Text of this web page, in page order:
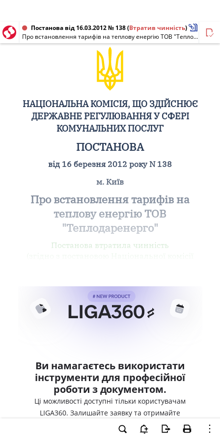
Постанова від 16.03.2012 № 138(Втратив чинність)
Про встановлення тарифів на теплову енергію ТОВ "Теплодаренерго"
НАЦІОНАЛЬНА КОМІСІЯ, ЩО ЗДІЙСНЮЄ
ДЕРЖАВНЕ РЕГУЛЮВАННЯ У СФЕРІ
КОМУНАЛЬНИХ ПОСЛУГ
ПОСТАНОВА
від 16 березня 2012 року N 138
м. Київ
Про встановлення тарифів на
теплову енергію ТОВ
"Теплодаренерго"
Постанова втратила чинність
Ви намагаєтесь використати
інструменти для професійної
роботи з документом.
Ці можливості доступні тільки користувачам
LIGA360. Залишайте заявку та отримайте
доступ для професійної роботи прямо зараз.